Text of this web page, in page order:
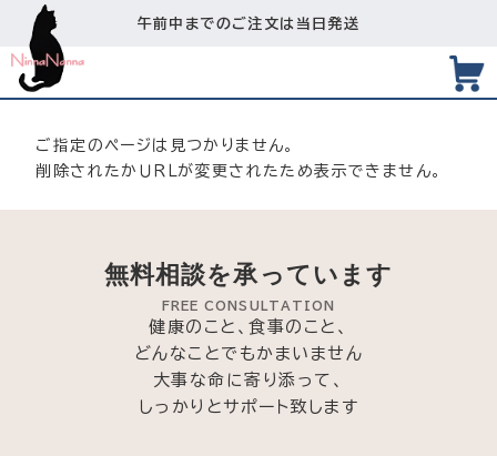
午前中までのご注文は当日発送
ご指定のページは見つかりません。
削除されたかＵＲＬが変更されたため表示できません。
無料相談を承っています
FREE CONSULTATION
健康のこと、食事のこと、
どんなことでもかまいません
大事な命に寄り添って、
しっかりとサポート致します